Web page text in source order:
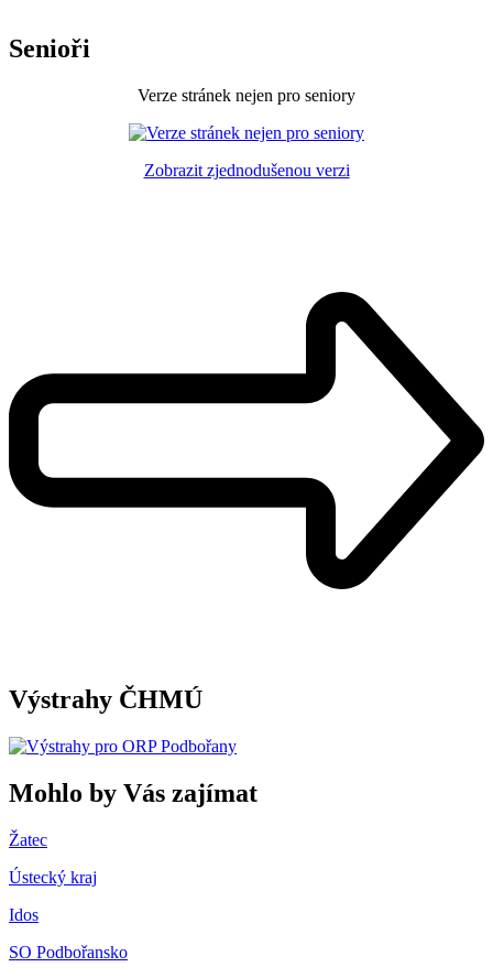
Senioři
Verze stránek nejen pro seniory
Zobrazit zjednodušenou verzi
Výstrahy ČHMÚ
Mohlo by Vás zajímat
Žatec
Ústecký kraj
Idos
SO Podbořansko